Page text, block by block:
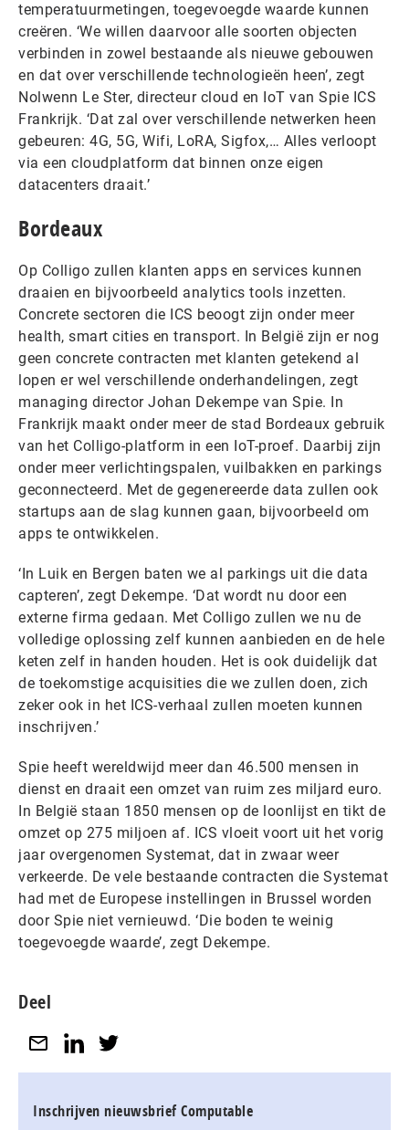
temperatuurmetingen, toegevoegde waarde kunnen
creëren. ‘We willen daarvoor alle soorten objecten
verbinden in zowel bestaande als nieuwe gebouwen
en dat over verschillende technologieën heen’, zegt
Nolwenn Le Ster, directeur cloud en IoT van Spie ICS
Frankrijk. ‘Dat zal over verschillende netwerken heen
gebeuren: 4G, 5G, Wifi, LoRA, Sigfox,… Alles verloopt
via een cloudplatform dat binnen onze eigen
datacenters draait.’
Bordeaux
Op Colligo zullen klanten apps en services kunnen
draaien en bijvoorbeeld analytics tools inzetten.
Concrete sectoren die ICS beoogt zijn onder meer
health, smart cities en transport. In België zijn er nog
geen concrete contracten met klanten getekend al
lopen er wel verschillende onderhandelingen, zegt
managing director Johan Dekempe van Spie. In
Frankrijk maakt onder meer de stad Bordeaux gebruik
van het Colligo-platform in een IoT-proef. Daarbij zijn
onder meer verlichtingspalen, vuilbakken en parkings
geconnecteerd. Met de gegenereerde data zullen ook
startups aan de slag kunnen gaan, bijvoorbeeld om
apps te ontwikkelen.
‘In Luik en Bergen baten we al parkings uit die data
capteren’, zegt Dekempe. ‘Dat wordt nu door een
externe firma gedaan. Met Colligo zullen we nu de
volledige oplossing zelf kunnen aanbieden en de hele
keten zelf in handen houden. Het is ook duidelijk dat
de toekomstige acquisities die we zullen doen, zich
zeker ook in het ICS-verhaal zullen moeten kunnen
inschrijven.’
Spie heeft wereldwijd meer dan 46.500 mensen in
dienst en draait een omzet van ruim zes miljard euro.
In België staan 1850 mensen op de loonlijst en tikt de
omzet op 275 miljoen af. ICS vloeit voort uit het vorig
jaar overgenomen Systemat, dat in zwaar weer
verkeerde. De vele bestaande contracten die Systemat
had met de Europese instellingen in Brussel worden
door Spie niet vernieuwd. ‘Die boden te weinig
toegevoegde waarde’, zegt Dekempe.
Deel
Inschrijven nieuwsbrief Computable